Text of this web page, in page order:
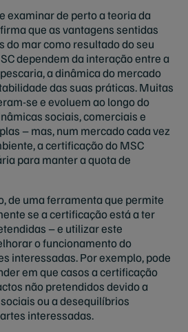
examinar de perto a teoria da
que as vantagens sentidas
do mar como resultado do seu
dependem da interação entre a
a dinâmica do mercado
das suas práticas. Muitas
se e evoluem ao longo do
sociais, comerciais e
– mas, num mercado cada vez
a certificação do MSC
para manter a quota de
de uma ferramenta que permite
se a certificação está a ter
– e utilizar este
o funcionamento do
interessadas. Por exemplo, pode
em que casos a certificação
não pretendidos devido a
ou a desequilíbrios
interessadas.